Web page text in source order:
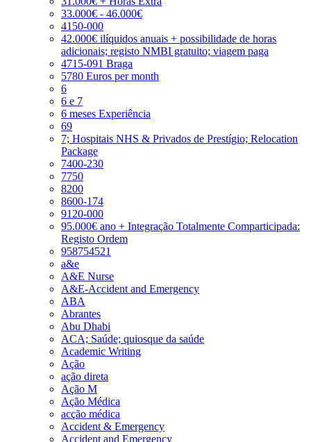
33.000€ - 46.000€
4150-000
42.000€ ilíquidos anuais + possibilidade de horas
adicionais; registo NMBI gratuito; viagem paga
4715-091 Braga
5780 Euros per month
6
6 e 7
6 meses Experiência
69
7; Hospitais NHS & Privados de Prestígio; Relocation
Package
7400-230
7750
8200
8600-174
9120-000
95.000€ ano + Integração Totalmente Comparticipada:
Registo Ordem
958754521
a&e
A&E Nurse
A&E-Accident and Emergency
ABA
Abrantes
Abu Dhabi
ACA; Saúde; quiosque da saúde
Academic Writing
Ação
ação direta
Ação M
Ação Médica
acção médica
Accident & Emergency
Accident and Emergency